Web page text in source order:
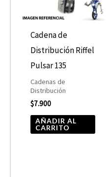
Cadena de
Distribución Riffel
Pulsar 135
Cadenas de
Distribución
$7.900
AÑADIR AL
CARRITO